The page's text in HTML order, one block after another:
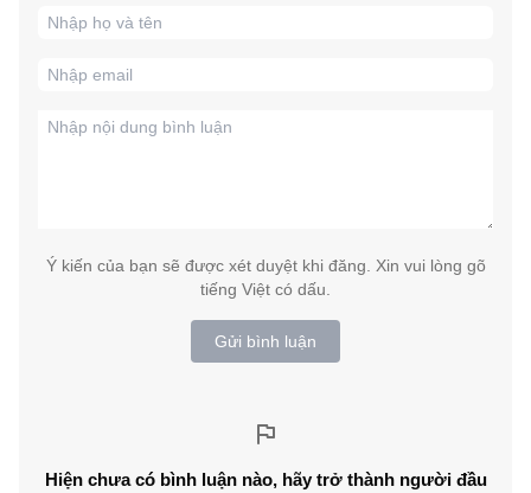
Ý kiến của bạn sẽ được xét duyệt khi đăng. Xin vui lòng gõ
tiếng Việt có dấu.
Gửi bình luận
Hiện chưa có bình luận nào, hãy trở thành người đầu